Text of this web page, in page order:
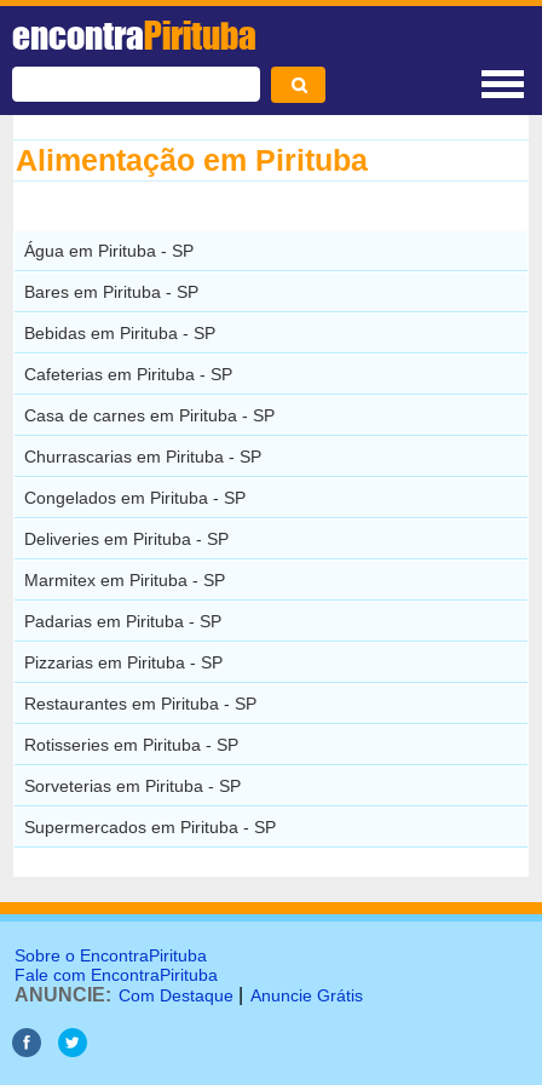
encontraPirituba
Alimentação em Pirituba
Água em Pirituba - SP
Bares em Pirituba - SP
Bebidas em Pirituba - SP
Cafeterias em Pirituba - SP
Casa de carnes em Pirituba - SP
Churrascarias em Pirituba - SP
Congelados em Pirituba - SP
Deliveries em Pirituba - SP
Marmitex em Pirituba - SP
Padarias em Pirituba - SP
Pizzarias em Pirituba - SP
Restaurantes em Pirituba - SP
Rotisseries em Pirituba - SP
Sorveterias em Pirituba - SP
Supermercados em Pirituba - SP
Sobre o EncontraPirituba
Fale com EncontraPirituba
ANUNCIE: Com Destaque Anuncie Grátis